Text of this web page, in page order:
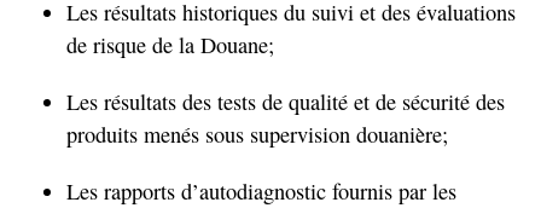
Les résultats historiques du suivi et des évaluations
de risque de la Douane;
Les résultats des tests de qualité et de sécurité des
produits menés sous supervision douanière;
Les rapports d’autodiagnostic fournis par les